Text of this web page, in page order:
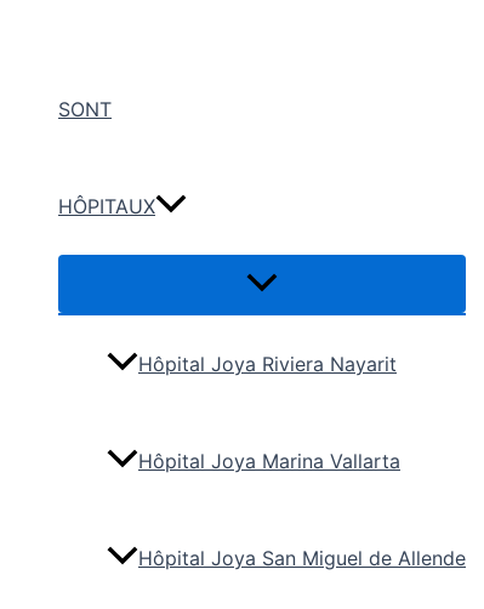
SONT
HÔPITAUX
Hôpital Joya Riviera Nayarit
Hôpital Joya Marina Vallarta
Hôpital Joya San Miguel de Allende